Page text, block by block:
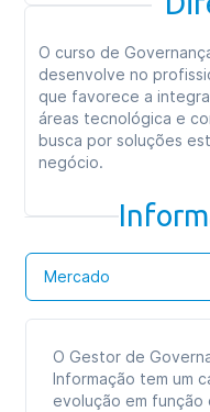
O curso de
desenvolve no
que favorece a
áreas tecnológica e
busca por soluções
negócio.
Mercado
O Gestor de
Informação tem um
evolução em função